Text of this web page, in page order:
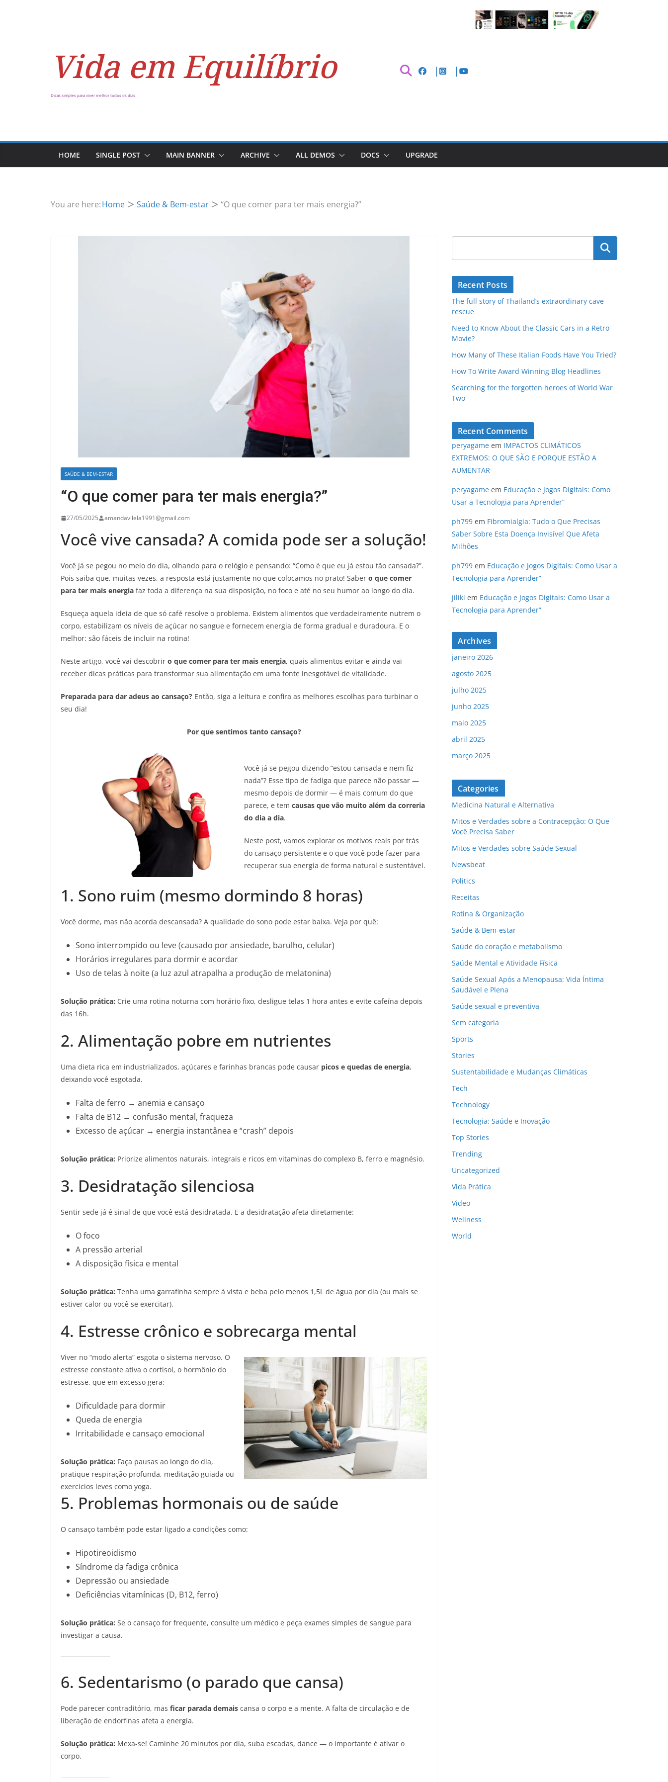
Vida em Equilíbrio
Dicas simples para viver melhor todos os dias
HOME SINGLE POST MAIN BANNER ARCHIVE ALL DEMOS DOCS UPGRADE
You are here:Home Saúde & Bem-estar “O que comer para ter mais energia?”
SAÚDE & BEM-ESTAR
“O que comer para ter mais energia?”
27/05/2025 amandavilela1991@gmail.com
Você vive cansada? A comida pode ser a solução!
Você já se pegou no meio do dia, olhando para o relógio e pensando: “Como é que eu já estou tão cansada?”.
Pois saiba que, muitas vezes, a resposta está justamente no que colocamos no prato! Saber o que comer
para ter mais energia faz toda a diferença na sua disposição, no foco e até no seu humor ao longo do dia.
Esqueça aquela ideia de que só café resolve o problema. Existem alimentos que verdadeiramente nutrem o
corpo, estabilizam os níveis de açúcar no sangue e fornecem energia de forma gradual e duradoura. E o
melhor: são fáceis de incluir na rotina!
Neste artigo, você vai descobrir o que comer para ter mais energia, quais alimentos evitar e ainda vai
receber dicas práticas para transformar sua alimentação em uma fonte inesgotável de vitalidade.
Preparada para dar adeus ao cansaço? Então, siga a leitura e confira as melhores escolhas para turbinar o
seu dia!
Por que sentimos tanto cansaço?
Você já se pegou dizendo “estou cansada e nem fiz
nada”? Esse tipo de fadiga que parece não passar —
mesmo depois de dormir — é mais comum do que
parece, e tem causas que vão muito além da correria
do dia a dia.
Neste post, vamos explorar os motivos reais por trás
do cansaço persistente e o que você pode fazer para
recuperar sua energia de forma natural e sustentável.
1. Sono ruim (mesmo dormindo 8 horas)
Você dorme, mas não acorda descansada? A qualidade do sono pode estar baixa. Veja por quê:
Sono interrompido ou leve (causado por ansiedade, barulho, celular)
Horários irregulares para dormir e acordar
Uso de telas à noite (a luz azul atrapalha a produção de melatonina)
Solução prática: Crie uma rotina noturna com horário fixo, desligue telas 1 hora antes e evite cafeína depois
das 16h.
2. Alimentação pobre em nutrientes
Uma dieta rica em industrializados, açúcares e farinhas brancas pode causar picos e quedas de energia,
deixando você esgotada.
Falta de ferro → anemia e cansaço
Falta de B12 → confusão mental, fraqueza
Excesso de açúcar → energia instantânea e “crash” depois
Solução prática: Priorize alimentos naturais, integrais e ricos em vitaminas do complexo B, ferro e magnésio.
3. Desidratação silenciosa
Sentir sede já é sinal de que você está desidratada. E a desidratação afeta diretamente:
O foco
A pressão arterial
A disposição física e mental
Solução prática: Tenha uma garrafinha sempre à vista e beba pelo menos 1,5L de água por dia (ou mais se
estiver calor ou você se exercitar).
4. Estresse crônico e sobrecarga mental
Viver no “modo alerta” esgota o sistema nervoso. O
estresse constante ativa o cortisol, o hormônio do
estresse, que em excesso gera:
Dificuldade para dormir
Queda de energia
Irritabilidade e cansaço emocional
Solução prática: Faça pausas ao longo do dia,
pratique respiração profunda, meditação guiada ou
exercícios leves como yoga.
5. Problemas hormonais ou de saúde
O cansaço também pode estar ligado a condições como:
Hipotireoidismo
Síndrome da fadiga crônica
Depressão ou ansiedade
Deficiências vitamínicas (D, B12, ferro)
Solução prática: Se o cansaço for frequente, consulte um médico e peça exames simples de sangue para
investigar a causa.
6. Sedentarismo (o parado que cansa)
Pode parecer contraditório, mas ficar parada demais cansa o corpo e a mente. A falta de circulação e de
liberação de endorfinas afeta a energia.
Solução prática: Mexa-se! Caminhe 20 minutos por dia, suba escadas, dance — o importante é ativar o
corpo.
Pesquisar
Recent Posts
The full story of Thailand’s extraordinary cave
rescue
Need to Know About the Classic Cars in a Retro
Movie?
How Many of These Italian Foods Have You Tried?
How To Write Award Winning Blog Headlines
Searching for the forgotten heroes of World War
Two
Recent Comments
peryagame em IMPACTOS CLIMÁTICOS
EXTREMOS: O QUE SÃO E PORQUE ESTÃO A
AUMENTAR
peryagame em Educação e Jogos Digitais: Como
Usar a Tecnologia para Aprender”
ph799 em Fibromialgia: Tudo o Que Precisas
Saber Sobre Esta Doença Invisível Que Afeta
Milhões
ph799 em Educação e Jogos Digitais: Como Usar a
Tecnologia para Aprender”
jiliki em Educação e Jogos Digitais: Como Usar a
Tecnologia para Aprender”
Archives
janeiro 2026
agosto 2025
julho 2025
junho 2025
maio 2025
abril 2025
março 2025
Categories
Medicina Natural e Alternativa
Mitos e Verdades sobre a Contracepção: O Que
Você Precisa Saber
Mitos e Verdades sobre Saúde Sexual
Newsbeat
Politics
Receitas
Rotina & Organização
Saúde & Bem-estar
Saúde do coração e metabolismo
Saúde Mental e Atividade Física
Saúde Sexual Após a Menopausa: Vida Íntima
Saudável e Plena
Saúde sexual e preventiva
Sem categoria
Sports
Stories
Sustentabilidade e Mudanças Climáticas
Tech
Technology
Tecnologia: Saúde e Inovação
Top Stories
Trending
Uncategorized
Vida Prática
Video
Wellness
World